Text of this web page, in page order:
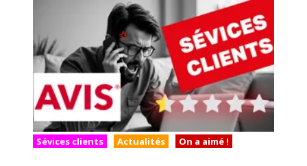
Sévices clients Actualités On a aimé !